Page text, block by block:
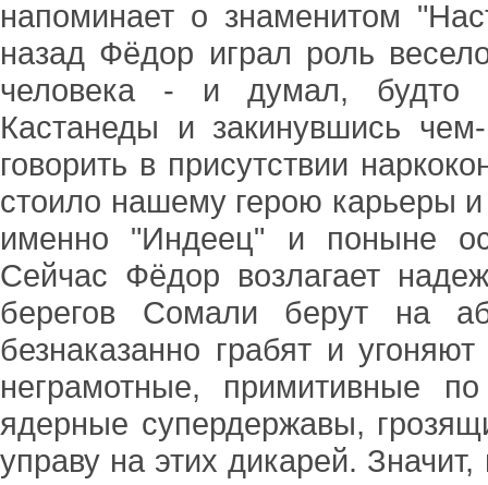
напоминает о знаменитом
назад Фёдор играл роль
человека - и думал, будто
Кастанеды и закинувшись
говорить в присутствии
стоило нашему герою карьеры
именно "Индеец" и поныне
Сейчас Фёдор возлагает
берегов Сомали берут на
безнаказанно грабят и
неграмотные, примитивные
ядерные супердержавы,
управу на этих дикарей.